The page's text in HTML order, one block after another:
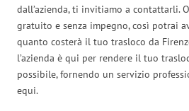
dall’azienda, ti invitiamo a contattarli.
gratuito e senza impegno, così potrai
quanto costerà il tuo trasloco da
l’azienda è qui per rendere il tuo
possibile, fornendo un servizio
equi.